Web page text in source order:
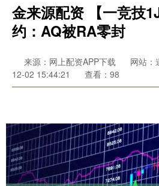
金来源配资 【一竞技
约：AQ被RA零封
来源：网上配资APP下载 网站：
12-02 15:44:21
查看：98